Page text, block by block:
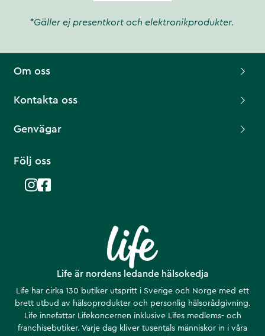
*Gäller ej presentkort och elektronikprodukter.
Life är nordens ledande hälsokedja
Life har cirka 130 butiker utspritt i Sverige och Norge med ett
brett utbud av hälsoprodukter och personlig hälsorådgivning.
Life innefattar Lifekoncernen inklusive Lifes medlems- och
franchisebutiker. Varje dag kliver tusentals människor in i våra
Om oss
Kontakta oss
Genvägar
Följ oss